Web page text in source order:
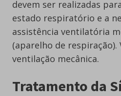
devem ser realizadas
estado respiratório e a
assistência ventilatória
(aparelho de respiração).
ventilação mecânica.
Tratamento da